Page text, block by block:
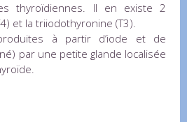
thyroïdiennes. Il en existe 2
et la triiodothyronine (T3).
à partir d’iode et de
par une petite glande localisée